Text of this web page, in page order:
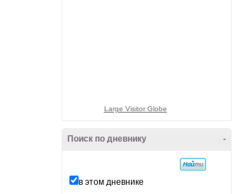
Large Visitor Globe
-
Поиск по дневнику
в этом дневнике